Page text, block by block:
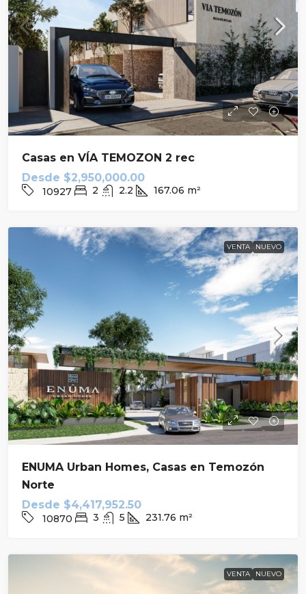
Casas en VÍA TEMOZON 2 rec
Desde $2,950,000.00
10927 2 2.2 167.06 m²
VENTA NUEVO
ENUMA Urban Homes, Casas en Temozón
Norte
Desde $4,417,952.50
10870 3 5 231.76 m²
VENTA NUEVO